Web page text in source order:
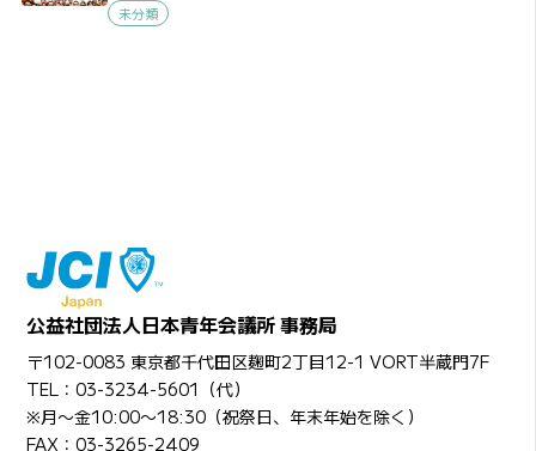
未分類
公益社団法人日本青年会議所 事務局
〒102-0083 東京都千代田区麹町2丁目12-1 VORT半蔵門7F
TEL：03-3234-5601（代）
※月〜金10:00〜18:30（祝祭日、年末年始を除く）
FAX：03-3265-2409